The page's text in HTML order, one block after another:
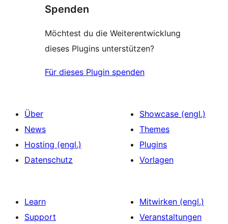
Spenden
Möchtest du die Weiterentwicklung
dieses Plugins unterstützen?
Für dieses Plugin spenden
Über
News
Hosting (engl.)
Datenschutz
Showcase (engl.)
Themes
Plugins
Vorlagen
Learn
Support
Mitwirken (engl.)
Veranstaltungen